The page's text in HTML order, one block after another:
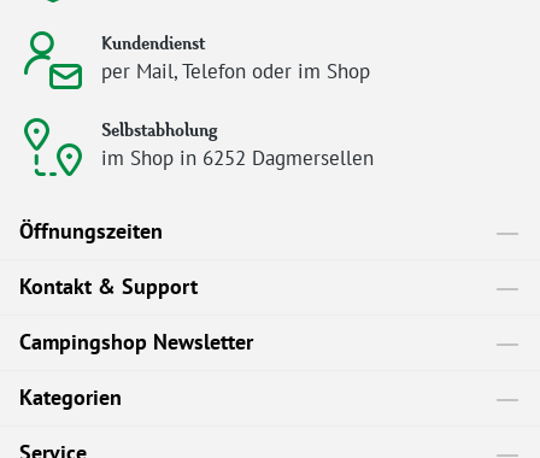
Kundendienst
per Mail, Telefon oder im Shop
Selbstabholung
im Shop in 6252 Dagmersellen
Öffnungszeiten
Kontakt & Support
Campingshop Newsletter
Kategorien